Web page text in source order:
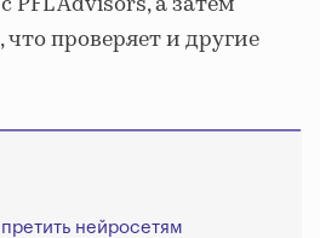
проверяет и другие
нейросетям